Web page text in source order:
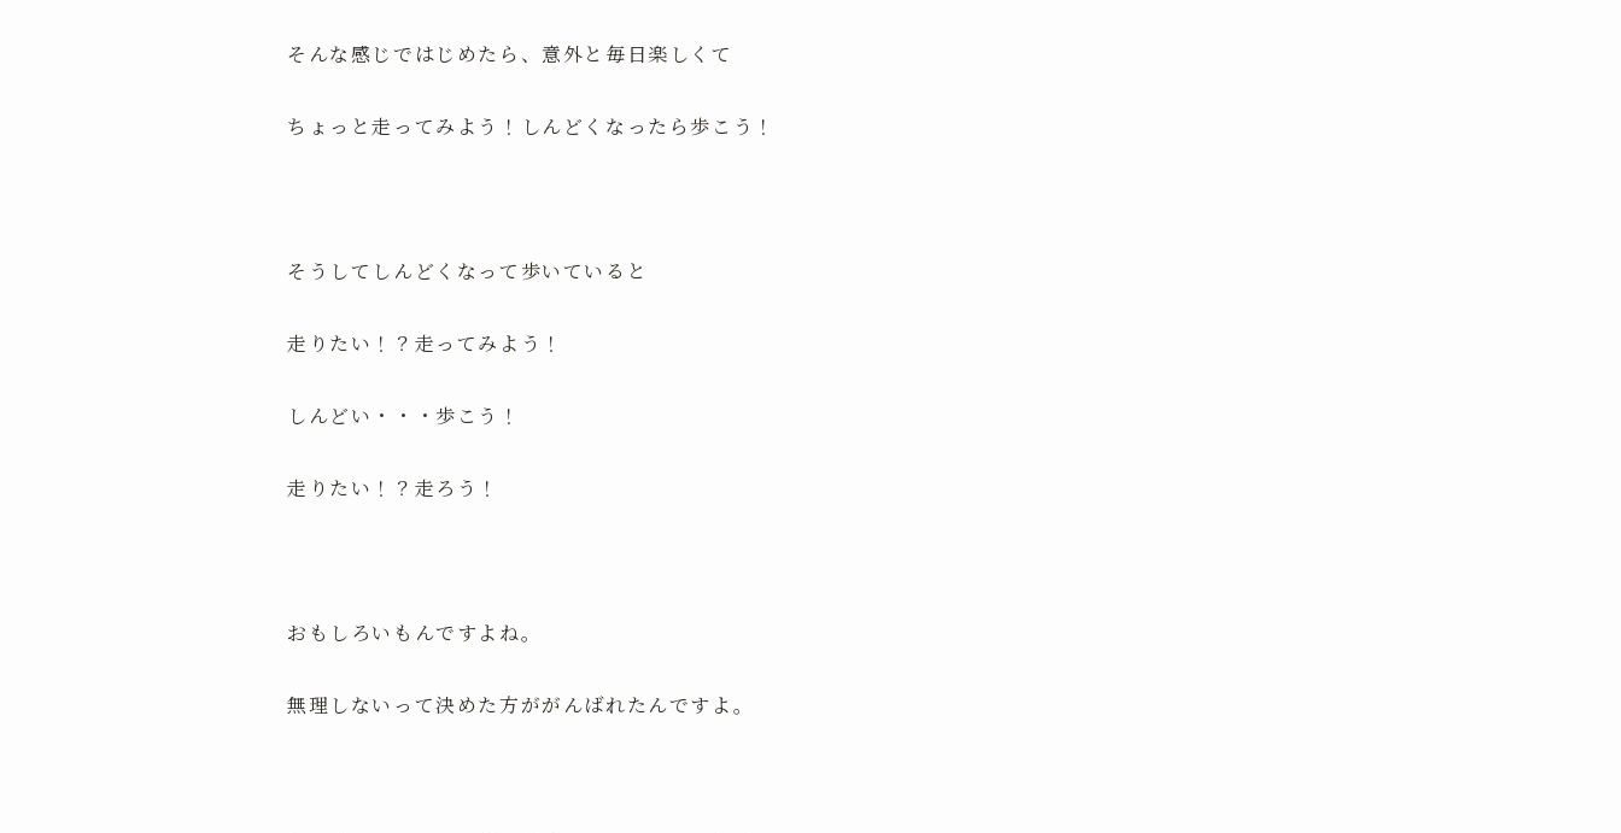
そんな感じではじめたら、意外と毎日楽しくて
ちょっと走ってみよう！しんどくなったら歩こう！
そうしてしんどくなって歩いていると
走りたい！？走ってみよう！
しんどい・・・歩こう！
走りたい！？走ろう！
おもしろいもんですよね。
無理しないって決めた方ががんばれたんですよ。